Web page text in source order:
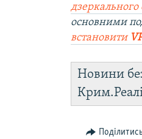
дзеркального
основними
встановити
Новини